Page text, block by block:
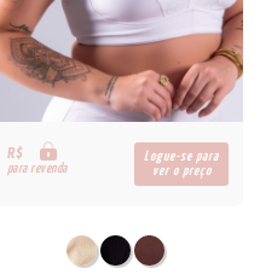
R$
para revenda
Logue-se para
ver o preço